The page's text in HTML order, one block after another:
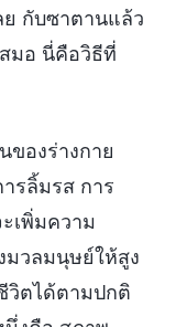
ย กับซาตานแล้ว
สมอ นี่คือวิธีที่
ของร่างกาย
รลิ้มรส การ
เพิ่มความ
มวลมนุษย์ให้สูง
วิตได้ตามปกติ